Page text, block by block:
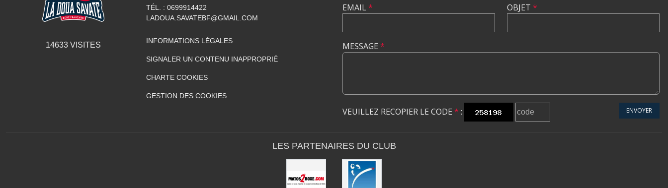
14633VISITES
TÉL. : 0699914422
LADOUA.SAVATEBF@GMAIL.COM
INFORMATIONS LÉGALES
SIGNALER UN CONTENU INAPPROPRIÉ
CHARTE COOKIES
GESTION DES COOKIES
EMAIL* OBJET *
MESSAGE *
VEUILLEZ RECOPIER LE CODE * : ENVOYER
LES PARTENAIRES DU CLUB